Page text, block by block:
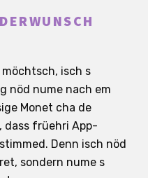
isch s
nöd nume nach em
Monet cha de
dass früehri App-
Denn isch nöd
sondern nume s